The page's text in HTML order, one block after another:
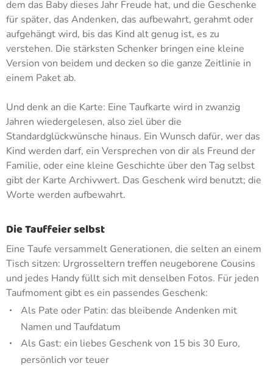
dem das Baby dieses Jahr Freude hat, und die Geschenke
für später, das Andenken, das aufbewahrt, gerahmt oder
aufgehängt wird, bis das Kind alt genug ist, es zu
verstehen. Die stärksten Schenker bringen eine kleine
Version von beidem und decken so die ganze Zeitlinie in
einem Paket ab.
Und denk an die Karte: Eine Taufkarte wird in zwanzig
Jahren wiedergelesen, also ziel über die
Standardglückwünsche hinaus. Ein Wunsch dafür, wer das
Kind werden darf, ein Versprechen von dir als Freund der
Familie, oder eine kleine Geschichte über den Tag selbst
gibt der Karte Archivwert. Das Geschenk wird benutzt; die
Worte werden aufbewahrt.
Die Tauffeier selbst
Eine Taufe versammelt Generationen, die selten an einem
Tisch sitzen: Urgrosseltern treffen neugeborene Cousins
und jedes Handy füllt sich mit denselben Fotos. Für jeden
Taufmoment gibt es ein passendes Geschenk:
Als Pate oder Patin: das bleibende Andenken mit
Namen und Taufdatum
Als Gast: ein liebes Geschenk von 15 bis 30 Euro,
persönlich vor teuer